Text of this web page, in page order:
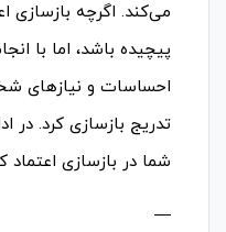
می‌کند. اگرچه بازسازی
پیچیده باشد، اما با
احساسات و نیازهای
تدریج بازسازی کرد. در
شما در بازسازی
—